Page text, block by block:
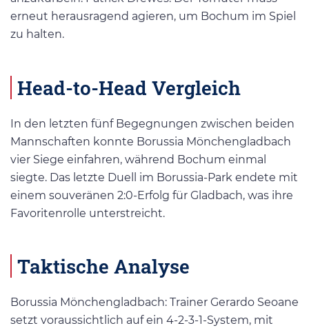
erneut herausragend agieren, um Bochum im Spiel
zu halten.
Head-to-Head Vergleich
In den letzten fünf Begegnungen zwischen beiden
Mannschaften konnte Borussia Mönchengladbach
vier Siege einfahren, während Bochum einmal
siegte. Das letzte Duell im Borussia-Park endete mit
einem souveränen 2:0-Erfolg für Gladbach, was ihre
Favoritenrolle unterstreicht.
Taktische Analyse
Borussia Mönchengladbach: Trainer Gerardo Seoane
setzt voraussichtlich auf ein 4-2-3-1-System, mit